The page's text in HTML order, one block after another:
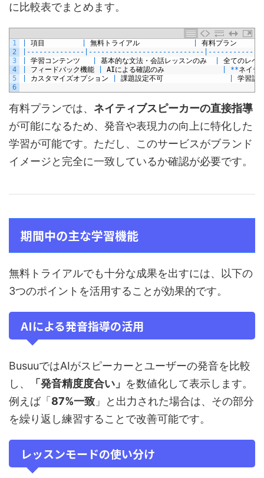
に比較表でまとめます。
1
2
3
4
5
6
項目 無料トライアル
有料プラン
-- -- -- -- -- -- -- -- -- -- -- -- -- -- -- -- -- -- -- -- -- -- -- -- -- -- --
学習コンテンツ 基本的な文法・会話レッスンのみ
全てのレベ
フィードバック機能 AIによる確認のみ **ネイテ
カスタマイズオプション 課題設定不可 学習計
有料プランでは、 ネイティブスピーカーの直接指導
が可能になるため、発音や表現力の向上に特化した
学習が可能です。ただし、このサービスがブランド
イメージと完全に一致しているか確認が必要です。
期間中の主な学習機能
無料トライアルでも十分な成果を出すには、以下の
3つのポイントを活用することが効果的です。
AIによる発音指導の活用
BusuuではAIがスピーカーとユーザーの発音を比較
し、
「発音精度度合い」 を数値化して表示します。
例えば「 87%一致 」と出力された場合は、その部分
を繰り返し練習することで改善可能です。
レッスンモードの使い分け